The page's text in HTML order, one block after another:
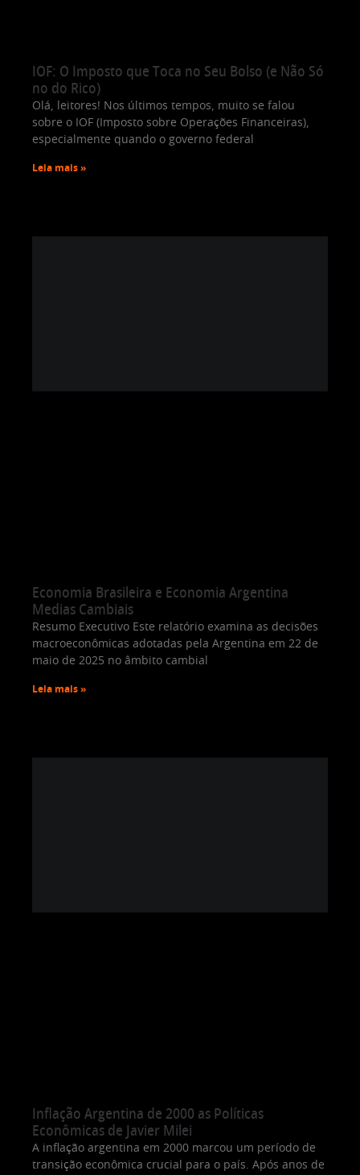
IOF: O Imposto que Toca no Seu Bolso (e Não Só
no do Rico)
Olá, leitores! Nos últimos tempos, muito se falou
sobre o IOF (Imposto sobre Operações Financeiras),
especialmente quando o governo federal
Leia mais »
Economia Brasileira e Economia Argentina
Medias Cambiais
Resumo Executivo Este relatório examina as decisões
macroeconômicas adotadas pela Argentina em 22 de
maio de 2025 no âmbito cambial
Leia mais »
Inflação Argentina de 2000 as Políticas
Econômicas de Javier Milei
A inflação argentina em 2000 marcou um período de
transição econômica crucial para o país. Após anos de